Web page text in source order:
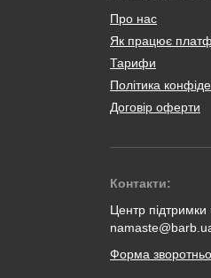
Про нас
Як працює
Тарифи
Політика
Договір оферти
Контакти:
Центр підтримки
Форма